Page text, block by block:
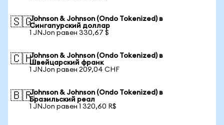
🇸🇬Johnson & Johnson (Ondo Tokenized) в
Сингапурский доллар
1 JNJon равен 330,67 $
🇨🇭Johnson & Johnson (Ondo Tokenized) в
Швейцарский франк
1 JNJon равен 209,04 CHF
🇧🇷Johnson & Johnson (Ondo Tokenized) в
Бразильский реал
1 JNJon равен 1 320,60 R$